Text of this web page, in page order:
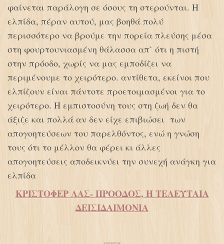
φαίνεται παράλογη σε όσους τη στερούνται. Η
ελπίδα, πέραν αυτού, μας βοηθά πολύ
περισσότερο να βρούμε την πορεία πλεύσης μέσα
στη φουρτουνιασμένη θάλασσα απ` ότι η πιστή
στην πρόοδο, χωρίς να μας εμποδίζει να
περιμένουμε το χειρότερο. αντίθετα, εκείνοι που
ελπίζουν είναι πάντοτε προετοιμασμένοι για το
χειρότερο. Η εμπιστοσύνη τους στη ζωή δεν θα
άξιζε και πολλά αν δεν είχε επιβιώσει των
απογοητεύσεων του παρελθόντος, ενώ η γνώση
τους ότι το μέλλον θα φέρει κι άλλες
απογοητεύσεις αποδεικνύει την συνεχή ανάγκη για
ελπίδα
ΚΡΙΣΤΟΦΕΡ ΛΑΣ- ΠΡΟΟΔΟΣ, Η ΤΕΛΕΥΤΑΙΑ
ΔΕΙΣΙΔΑΙΜΟΝΙΑ
semenax